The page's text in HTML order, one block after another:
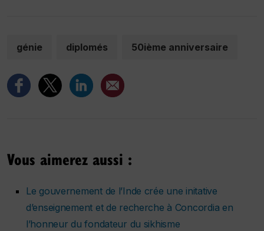
génie diplomés 50ième anniversaire
Vous aimerez aussi :
Le gouvernement de l’Inde crée une initative
d’enseignement et de recherche à Concordia en
l’honneur du fondateur du sikhisme